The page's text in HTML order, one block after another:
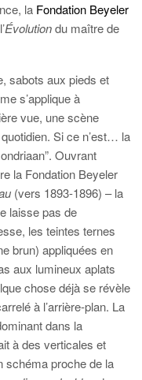
la Fondation Beyeler
Évolutiondu maître de
sabots aux pieds et
s’applique à
vue, une scène
Si ce n’est… la
Ouvrant
la Fondation Beyeler
(vers 1893-1896) – la
laisse pas de
les teintes ternes
brun) appliquées en
aux lumineux aplats
chose déjà se révèle
à l’arrière-plan. La
dans la
à des verticales et
schéma proche de la